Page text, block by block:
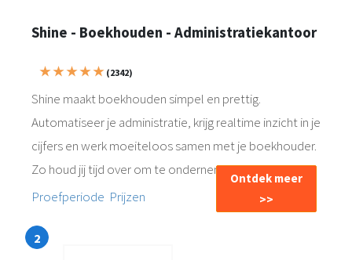
Shine - Boekhouden - Administratiekantoor
★ ★ ★ ★ ★ (2342)
Shine maakt boekhouden simpel en prettig.
Automatiseer je administratie, krijg realtime inzicht in je
cijfers en werk moeiteloos samen met je boekhouder.
Zo houd jij tijd over om te ondernemen.
Proefperiode Prijzen
Ontdek meer
>>